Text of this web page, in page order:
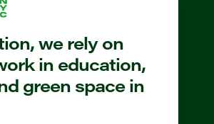
we rely on
in education,
green space in